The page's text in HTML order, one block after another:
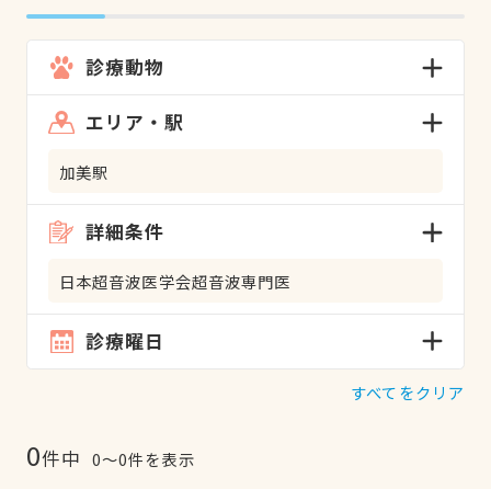
診療動物
エリア・駅
加美駅
詳細条件
日本超音波医学会超音波専門医
診療曜日
すべてをクリア
0件中 0〜0件を表示